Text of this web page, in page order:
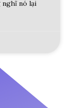
nghĩ nó lại